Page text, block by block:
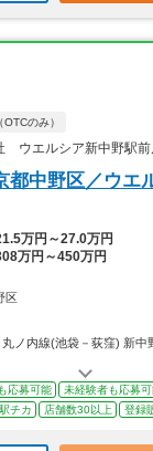
のみ）
ウエルシア新中野駅前
都中野区／ウエ
万円～27.0万円
万円～450万円
区
ノ内線(池袋－荻窪) 新中
応募可能 未経験者も応募
駅チカ 店舗数30以上 登録